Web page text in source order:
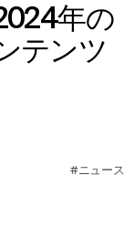
テンツ
#ニュース